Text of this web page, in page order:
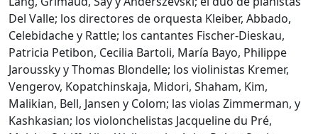
Del Valle; los directores de orquesta Kleiber, Abbado,
Celebidache y Rattle; los cantantes Fischer-Dieskau,
Patricia Petibon, Cecilia Bartoli, María Bayo, Philippe
Jaroussky y Thomas Blondelle; los violinistas Kremer,
Vengerov, Kopatchinskaja, Midori, Shaham, Kim,
Malikian, Bell, Jansen y Colom; las violas Zimmerman, y
Kashkasian; los violonchelistas Jacqueline du Pré,